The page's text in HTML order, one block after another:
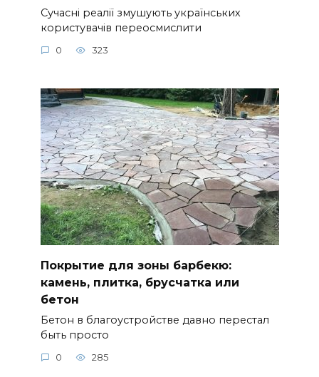
Сучасні реалії змушують українських
користувачів переосмислити
0 323
Покрытие для зоны барбекю:
камень, плитка, брусчатка или
бетон
Бетон в благоустройстве давно перестал
быть просто
0 285